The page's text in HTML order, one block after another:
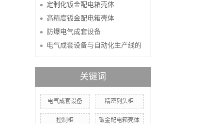
定制化钣金配电箱壳体
高精度钣金配电箱壳体
防爆电气成套设备
电气成套设备与自动化生产线的
关键词
电气成套设备 精密列头柜
控制柜 钣金配电箱壳体